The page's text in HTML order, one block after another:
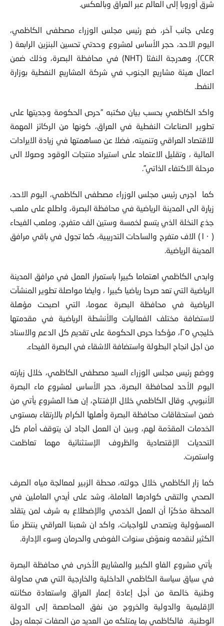
شرق أوروبا إلى العالم عبر العراق وبالعكس.
وعلى جانب آخر، ضع رئيس مجلس الوزراء مصطفى الكاظمي،
اليوم الاحد، حجر الأساس لمشروع وحدتي تحسين البنزين الرابعة (
CCR)، وهدرجة النفثا (NHT) في محافظة البصرة، وذلك ضمن
اعمال هيئة مشاريع الجنوب في شركة المشاريع النفطية بوزارة
النفط.
واكد الكاظمي بحسب بيان مكتبه “حرص الحكومة وجديتها على
تطوير الصناعات النفطية في العراق، كونها من الركائز المهمة
للاقتصاد العراقي وتنميته، فضلا عن مساهمتها في زيادة الايرادات
المالية ، وتقليل الاعتماد على استيراد منتجات الوقود وصولا الى
مرحلة الاكتفاء الذاتي”.
كما اجرى رئيس مجلس الوزراء مصطفى الكاظمي، اليوم الاحد،
زيارة الى المدينة الرياضية في محافظة البصرة، واطلع على ملعب
جذع النخلة الذي يتسع لخمسة وستين الف متفرج، وملعب الفيحاء
( ١٠) الاف متفرح والساحات التدريبية، كما تجول في باقي مرافق
المدينة الرياضية.
وابدى الكاظمي اهتماما كبيرا باستمرار العمل في مرافق المدينة
الرياضية التي تعد صرحا رياضيا كبيرا ، وايضا مواصلة تطوير المنشآت
الرياضية في محافظة البصرة عموما، التي اصبحت مؤهلة
لاستضافة مختلف الفعاليات والأنشطة الرياضية في مقدمتها
خليجي ٢٥، مؤكدا حرص الحكومة على تقديم كل الدعم والاسناد
من اجل انجاح البطولة واستضافة الاشقاء في البصرة الفيحاء.
ووضع رئيس مجلس الوزراء السيد مصطفى الكاظمي، خلال زيارته
اليوم الأحد لمحافظة البصرة، حجر الأساس لمشروع ماء البصرة
الأنبوبي. وقال الكاظمي خلال الإفتتاح، إن هذا المشروع يأتي من
ضمن استحقاقات محافظة البصرة وأهلها الكرام بالارتقاء بمستوى
الخدمات المقدّمة لهم، وبين ان العمل الجاد لن يتوقف أمام كل
التحديات الإقتصادية والظروف الإستثنائية مهما تعاظمت
واستمرت.
كما زار الكاظمي خلال جولته، محطة الزبير لمعالجة مياه الصرف
الصحي والتقى كوادرها العاملة، وشد على أيدي العاملين في
المحطة مذكرًا أن العمل الخدمي والإضطلاع به شرف لمن يتقلد
المسؤولية ويتصدى للواجبات، واكد ان شعبنا العراقي ينتظر منّا
الكثير لنقدمه ونعوّض سنوات الفوضى والحرمان وسوء الإدارة.
يأتي مشروع الفاو الكبير والمشاريع الأخرى في محافظة البصرة
في سياق سياسة الكاظمي الداخلية والخارجية التي هي محاولة
وطنية خالصة من أجل إعادة إعمار العراق واستعادة مكانته
الإقليمية والدولية والخروج من نفق المحاصصة إلى الدولة
الوطنية. فالكاظمي بما يمتلكه من العديد من الصفات تجعله رجل